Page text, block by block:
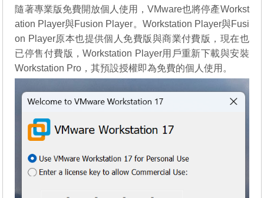
隨著專業版免費開放個人使用，VMware也將停產Workst
ation Player與Fusion Player。Workstation Player與Fusi
on Player原本也提供個人免費版與商業付費版，現在也
已停售付費版，Workstation Player用戶重新下載與安裝
Workstation Pro，其預設授權即為免費的個人使用。